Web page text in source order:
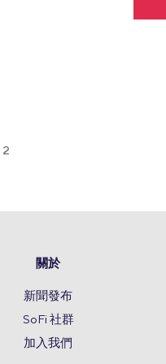
2
關於
新聞發布
SoFi 社群
加入我們